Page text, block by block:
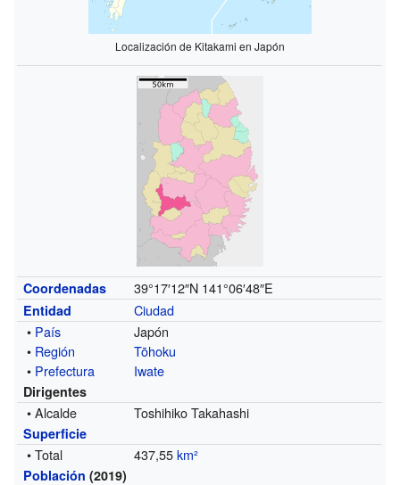
Localización de Kitakami en Japón
Coordenadas 39°17′12″N 141°06′48″E
Entidad
Ciudad
• País
Japón
• Región
Tōhoku
• Prefectura Iwate
Dirigentes
• Alcalde Toshihiko Takahashi
Superficie
• Total 437,55km²
Población (2019)